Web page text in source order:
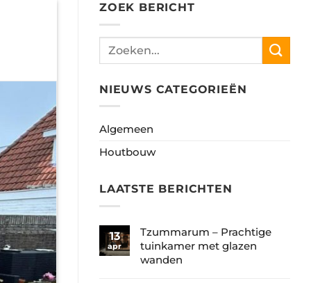
ZOEK BERICHT
NIEUWS CATEGORIEËN
Algemeen
Houtbouw
LAATSTE BERICHTEN
13
apr
Tzummarum – Prachtige
tuinkamer met glazen
wanden